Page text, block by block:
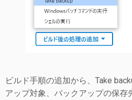
ビルド手順の追加から、Take
アップ対象、バックアップの保存